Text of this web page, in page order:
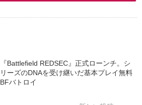
『Battlefield REDSEC』正式ローンチ。シ
リーズのDNAを受け継いだ基本プレイ無料
BFバトロイ